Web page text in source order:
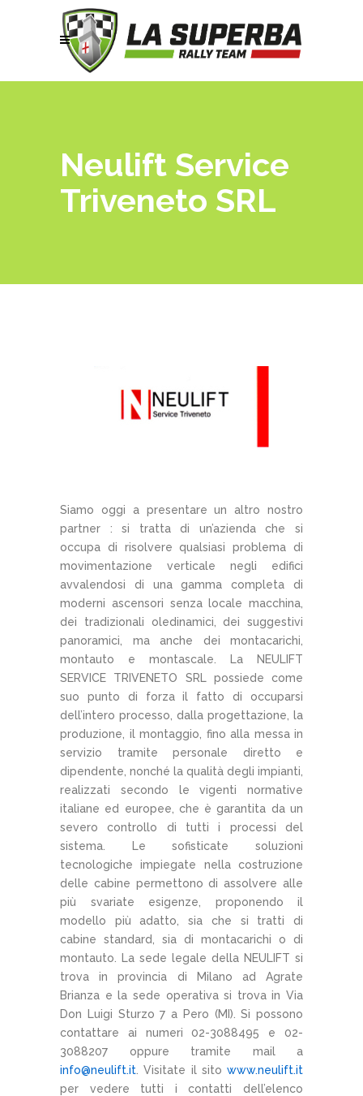
Neulift Service
Triveneto SRL
Siamo oggi a presentare un altro nostro
partner : si tratta di un’azienda che si
occupa di risolvere qualsiasi problema di
movimentazione verticale negli edifici
avvalendosi di una gamma completa di
moderni ascensori senza locale macchina,
dei tradizionali oledinamici, dei suggestivi
panoramici, ma anche dei montacarichi,
montauto e montascale. La NEULIFT
SERVICE TRIVENETO SRL possiede come
suo punto di forza il fatto di occuparsi
dell’intero processo, dalla progettazione, la
produzione, il montaggio, fino alla messa in
servizio tramite personale diretto e
dipendente, nonché la qualità degli impianti,
realizzati secondo le vigenti normative
italiane ed europee, che è garantita da un
severo controllo di tutti i processi del
sistema. Le sofisticate soluzioni
tecnologiche impiegate nella costruzione
delle cabine permettono di assolvere alle
più svariate esigenze, proponendo il
modello più adatto, sia che si tratti di
cabine standard, sia di montacarichi o di
montauto. La sede legale della NEULIFT si
trova in provincia di Milano ad Agrate
Brianza e la sede operativa si trova in Via
Don Luigi Sturzo 7 a Pero (MI). Si possono
contattare ai numeri 02-3088495 e 02-
3088207 oppure tramite mail a
info@neulift.it . Visitate il sito www.neulift.it
per vedere tutti i contatti dell’elenco